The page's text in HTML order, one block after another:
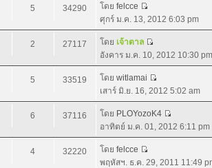
5 34290 โดย felcce
ศุกร์ ม.ค. 13, 2012 6:03 pm
2 27117 โดย เจ้าตาล
อังคาร ม.ค. 10, 2012 10:30 pm
5 33519 โดย witlamai
เสาร์ มิ.ย. 16, 2012 5:02 am
6 37116 โดย PLOYozoK4
อาทิตย์ ม.ค. 01, 2012 6:11 pm
4 32220 โดย felcce
พฤหัสฯ. ธ.ค. 29, 2011 11:49